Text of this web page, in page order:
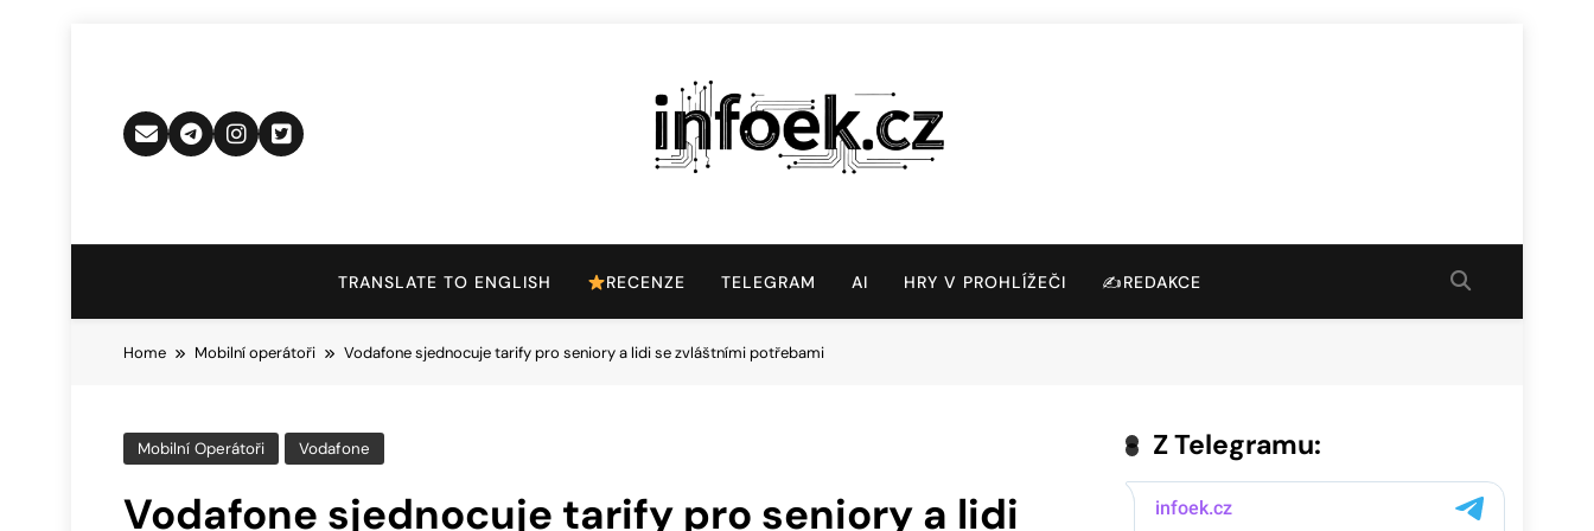
Infoek.cz
TRANSLATE TO ENGLISH RECENZE TELEGRAM AI HRY V PROHLÍŽEČI ✍️REDAKCE
Home Mobilní operátoři Vodafone sjednocuje tarify pro seniory a lidi se zvláštními potřebami
Mobilní Operátoři Vodafone
Vodafone sjednocuje tarify pro seniory a lidi
Z Telegramu: